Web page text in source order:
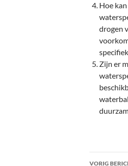
Hoe
drogen
Zijn er
VORIG